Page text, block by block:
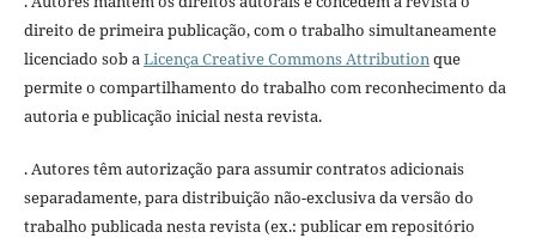
direito de primeira publicação, com o trabalho simultaneamente
licenciado sob a Licença Creative Commons Attribution que
permite o compartilhamento do trabalho com reconhecimento da
autoria e publicação inicial nesta revista.
. Autores têm autorização para assumir contratos adicionais
separadamente, para distribuição não-exclusiva da versão do
trabalho publicada nesta revista (ex.: publicar em repositório